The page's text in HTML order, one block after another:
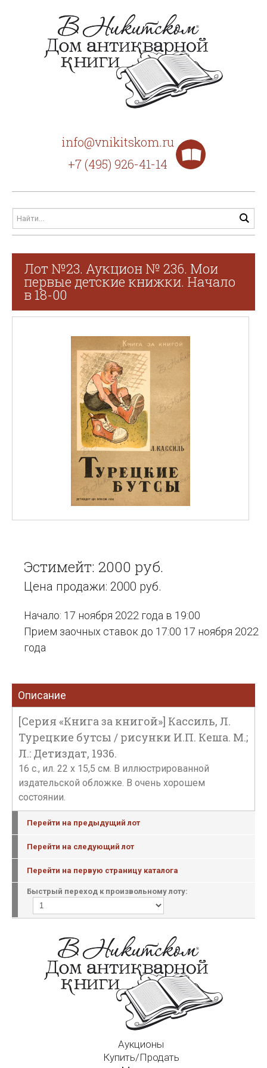
info@vnikitskom.ru
+7 (495) 926-41-14
Лот №23. Аукцион № 236. Мои
первые детские книжки. Начало
в 18-00
Эстимейт: 2000 руб.
Цена продажи: 2000 руб.
Начало: 17 ноября 2022 года в 19:00
Прием заочных ставок до 17:00 17 ноября 2022
года
Описание
[Серия «Книга за книгой»] Кассиль, Л.
Турецкие бутсы / рисунки И.П. Кеша. М.;
Л.: Детиздат, 1936.
16 с., ил. 22 х 15,5 см. В иллюстрированной
издательской обложке. В очень хорошем
состоянии.
Перейти на предыдущий лот
Перейти на следующий лот
Перейти на первую страницу каталога
Быстрый переход к произвольному лоту:
Аукционы
Купить/Продать